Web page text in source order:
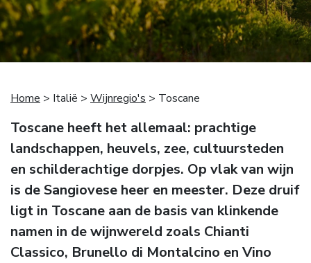
Home > Italië > Wijnregio's > Toscane
Toscane heeft het allemaal: prachtige
landschappen, heuvels, zee, cultuursteden
en schilderachtige dorpjes. Op vlak van wijn
is de Sangiovese heer en meester. Deze druif
ligt in Toscane aan de basis van klinkende
namen in de wijnwereld zoals Chianti
Classico, Brunello di Montalcino en Vino